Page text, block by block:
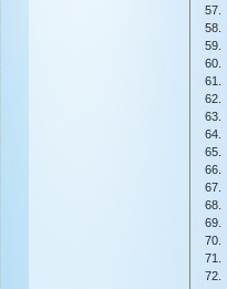
57.
58.
59.
60.
61.
62.
63.
64.
65.
66.
67.
68.
69.
70.
71.
72.